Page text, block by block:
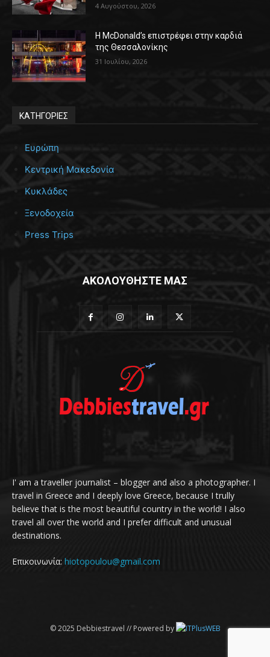
4 Αυγούστου, 2026
Η McDonald’s επιστρέφει στην καρδιά
της Θεσσαλονίκης
31 Ιουλίου, 2026
ΚΑΤΗΓΟΡΙΕΣ
Ευρώπη
Κεντρική Μακεδονία
Κυκλάδες
Ξενοδοχεία
Press Trips
ΑΚΟΛΟΥΘΗΣΤΕ ΜΑΣ
I' am a traveller journalist – blogger and also a photographer. I
travel in Greece and I deeply love Greece, because I trully
believe that is the most beautiful country in the world! I also
travel all over the world and I prefer difficult and unusual
destinations.
Επικοινωνία: hiotopoulou@gmail.com
© 2025 Debbiestravel // Powered by